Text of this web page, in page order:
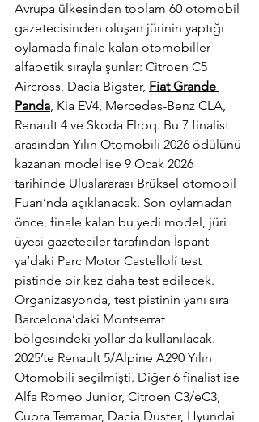
Avrupa ülkesinden toplam 60 otomobil
gazetecisinden oluşan jürinin yaptığı
oylamada finale kalan otomobiller
alfabetik sırayla şunlar: Citroen C5
Aircross, Dacia Bigster, Fiat Grande
Panda, Kia EV4, Mercedes-Benz CLA,
Renault 4 ve Skoda Elroq. Bu 7 finalist
arasından Yılın Otomobili 2026 ödülünü
kazanan model ise 9 Ocak 2026
tarihinde Uluslararası Brüksel otomobil
Fuarı’nda açıklanacak. Son oylamadan
önce, finale kalan bu yedi model, jüri
üyesi gazeteciler tarafından İspant-
ya’daki Parc Motor Castellolí test
pistinde bir kez daha test edilecek.
Organizasyonda, test pistinin yanı sıra
Barcelona’daki Montserrat
bölgesindeki yollar da kullanılacak.
2025’te Renault 5/Alpine A290 Yılın
Otomobili seçilmişti. Diğer 6 finalist ise
Alfa Romeo Junior, Citroen C3/eC3,
Cupra Terramar, Dacia Duster, Hyundai